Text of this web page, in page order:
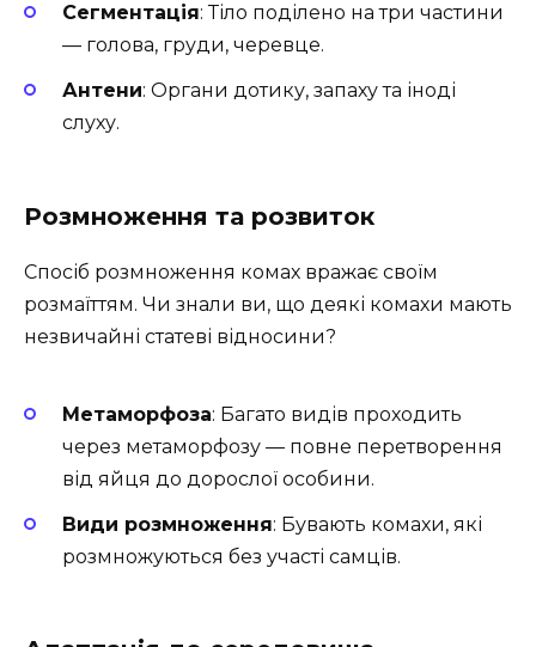
Сегментація: Тіло поділено на три частини
— голова, груди, черевце.
Антени: Органи дотику, запаху та іноді
слуху.
Розмноження та розвиток
Спосіб розмноження комах вражає своїм
розмаїттям. Чи знали ви, що деякі комахи мають
незвичайні статеві відносини?
Метаморфоза: Багато видів проходить
через метаморфозу — повне перетворення
від яйця до дорослої особини.
Види розмноження: Бувають комахи, які
розмножуються без участі самців.